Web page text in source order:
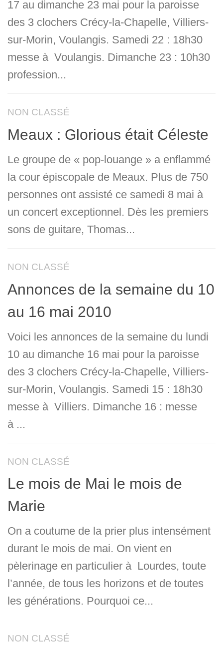
17 au dimanche 23 mai pour la paroisse
des 3 clochers Crécy-la-Chapelle, Villiers-
sur-Morin, Voulangis. Samedi 22 : 18h30
messe à Voulangis. Dimanche 23 : 10h30
profession...
NON CLASSÉ
Meaux : Glorious était Céleste
Le groupe de « pop-louange » a enflammé
la cour épiscopale de Meaux. Plus de 750
personnes ont assisté ce samedi 8 mai à
un concert exceptionnel. Dès les premiers
sons de guitare, Thomas...
NON CLASSÉ
Annonces de la semaine du 10
au 16 mai 2010
Voici les annonces de la semaine du lundi
10 au dimanche 16 mai pour la paroisse
des 3 clochers Crécy-la-Chapelle, Villiers-
sur-Morin, Voulangis. Samedi 15 : 18h30
messe à Villiers. Dimanche 16 : messe
à ...
NON CLASSÉ
Le mois de Mai le mois de
Marie
On a coutume de la prier plus intensément
durant le mois de mai. On vient en
pèlerinage en particulier à Lourdes, toute
l’année, de tous les horizons et de toutes
les générations. Pourquoi ce...
NON CLASSÉ